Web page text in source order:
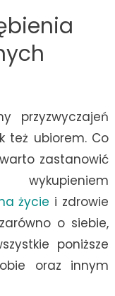
przyzwyczajeń
też ubiorem. Co
zastanowić
życie i zdrowie
o siebie,
poniższe
oraz innym